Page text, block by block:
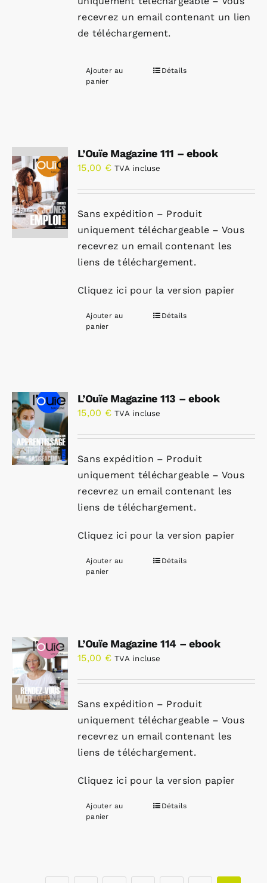
recevrez un email contenant un lien
de téléchargement.
Ajouter au
panier
Détails
L’Ouïe Magazine 111 – ebook
15,00 € TVA incluse
Sans expédition – Produit
uniquement téléchargeable – Vous
recevrez un email contenant les
liens de téléchargement.
Cliquez ici pour la version papier
Ajouter au
panier
Détails
L’Ouïe Magazine 113 – ebook
15,00 € TVA incluse
Sans expédition – Produit
uniquement téléchargeable – Vous
recevrez un email contenant les
liens de téléchargement.
Cliquez ici pour la version papier
Ajouter au
panier
Détails
L’Ouïe Magazine 114 – ebook
15,00 € TVA incluse
Sans expédition – Produit
uniquement téléchargeable – Vous
recevrez un email contenant les
liens de téléchargement.
Cliquez ici pour la version papier
Ajouter au
panier
Détails